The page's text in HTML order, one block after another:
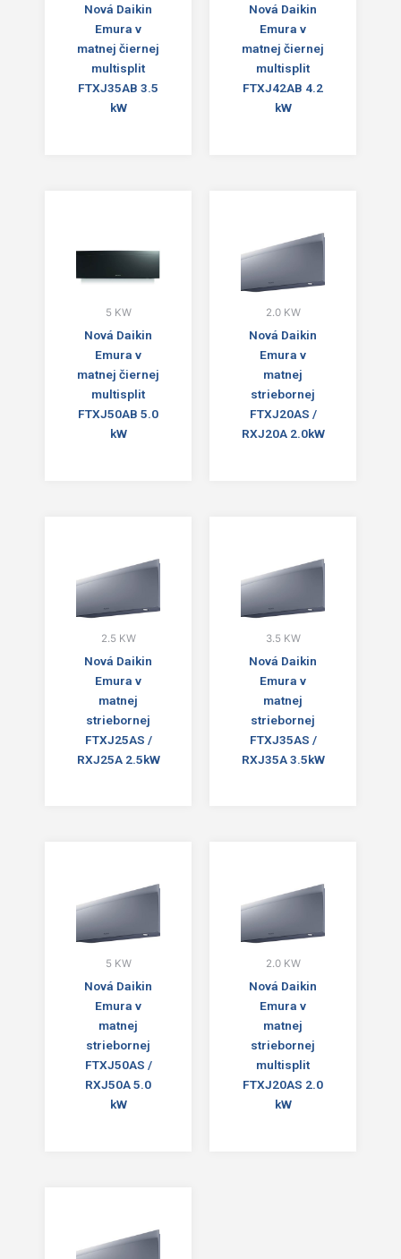
Nová Daikin
Emura v
matnej čiernej
multisplit
FTXJ35AB 3.5
kW
Nová Daikin
Emura v
matnej čiernej
multisplit
FTXJ42AB 4.2
kW
5 KW
Nová Daikin
Emura v
matnej čiernej
multisplit
FTXJ50AB 5.0
kW
2.0 KW
Nová Daikin
Emura v
matnej
striebornej
FTXJ20AS /
RXJ20A 2.0kW
2.5 KW
Nová Daikin
Emura v
matnej
striebornej
FTXJ25AS /
RXJ25A 2.5kW
3.5 KW
Nová Daikin
Emura v
matnej
striebornej
FTXJ35AS /
RXJ35A 3.5kW
5 KW
Nová Daikin
Emura v
matnej
striebornej
FTXJ50AS /
RXJ50A 5.0
kW
2.0 KW
Nová Daikin
Emura v
matnej
striebornej
multisplit
FTXJ20AS 2.0
kW